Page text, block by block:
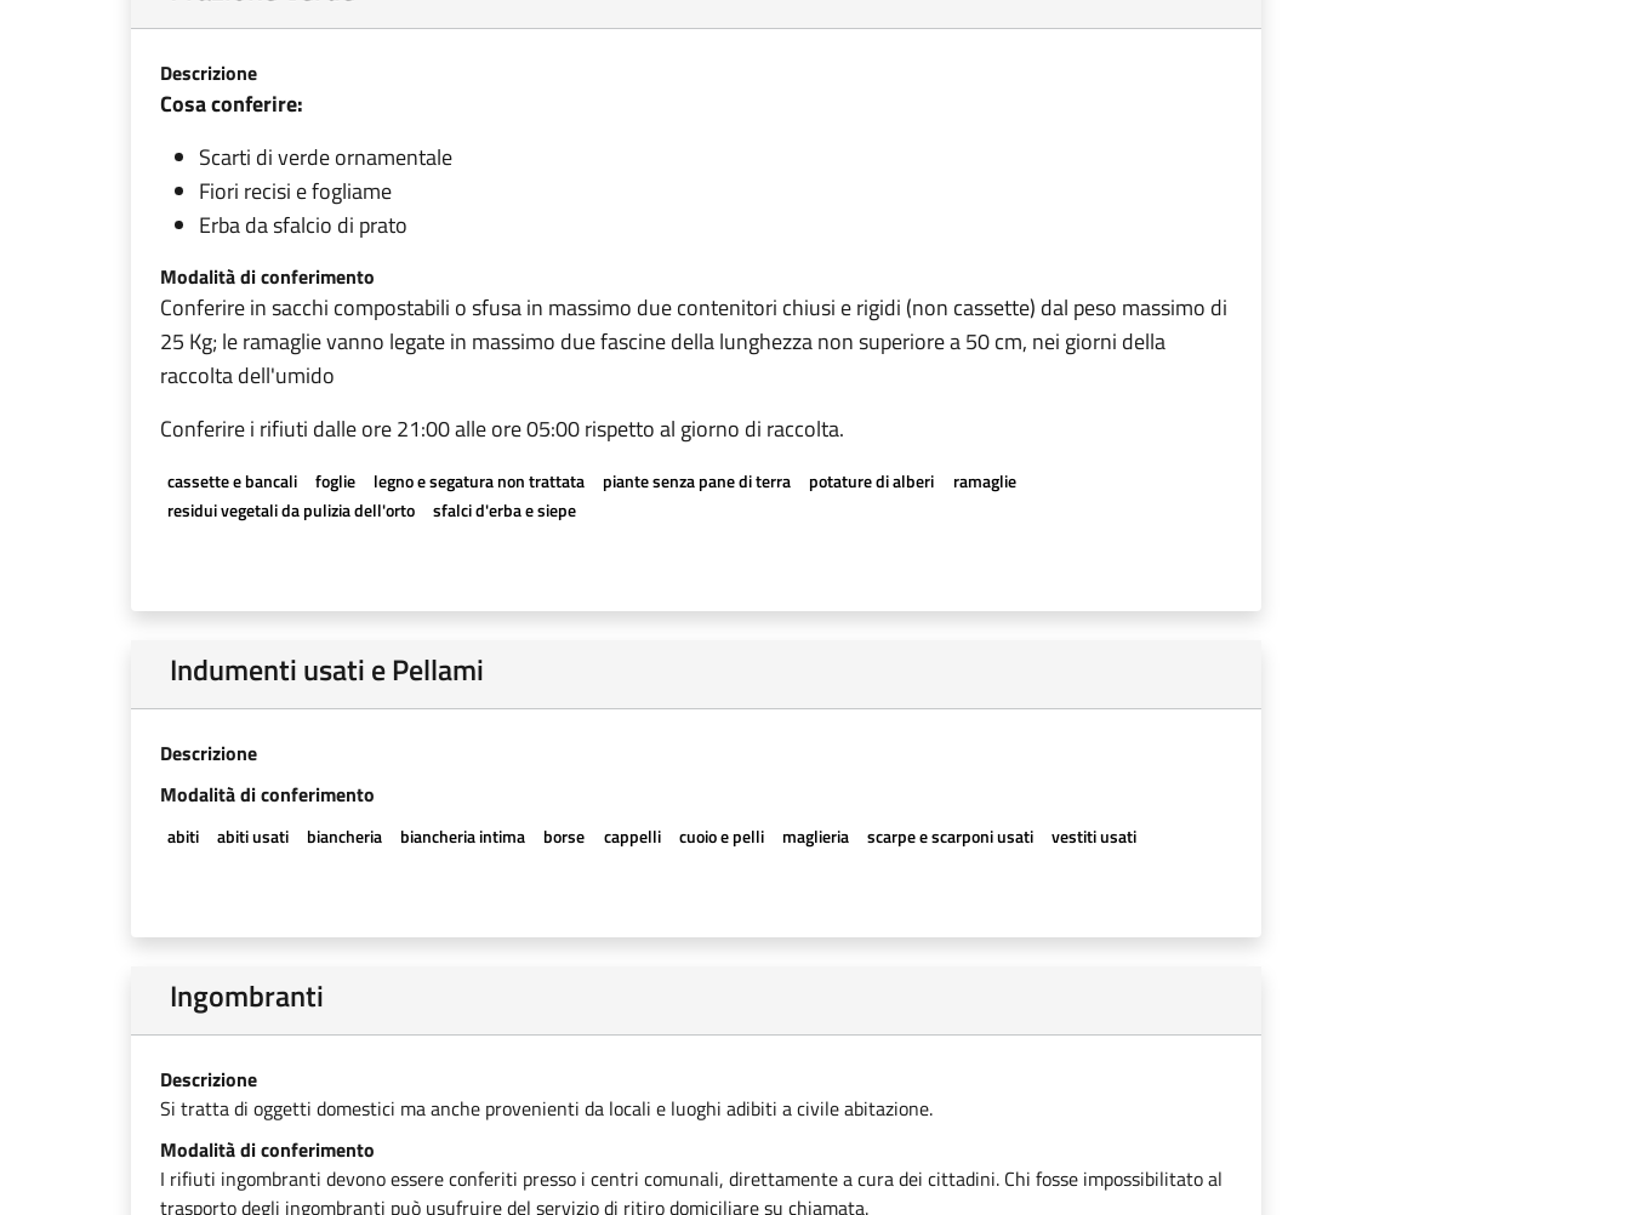
Descrizione
Cosa conferire:
Scarti di verde ornamentale
Fiori recisi e fogliame
Erba da sfalcio di prato
Modalità di conferimento
Conferire in sacchi compostabili o sfusa in massimo due contenitori chiusi e rigidi (non cassette) dal peso massimo di
25 Kg; le ramaglie vanno legate in massimo due fascine della lunghezza non superiore a 50 cm, nei giorni della
raccolta dell'umido
Conferire i rifiuti dalle ore 21:00 alle ore 05:00 rispetto al giorno di raccolta.
cassette e bancali foglie legno e segatura non trattata piante senza pane di terra potature di alberi
ramaglie
residui vegetali da pulizia dell'orto
sfalci d'erba e siepe
Indumenti usati e Pellami
Descrizione
Modalità di conferimento
abiti abiti usati biancheria biancheria intima borse cappelli cuoio e pelli maglieria scarpe e scarponi usati vestiti usati
Ingombranti
Descrizione
Si tratta di oggetti domestici ma anche provenienti da locali e luoghi adibiti a civile abitazione.
Modalità di conferimento
I rifiuti ingombranti devono essere conferiti presso i centri comunali, direttamente a cura dei cittadini. Chi fosse impossibilitato al
trasporto degli ingombranti può usufruire del servizio di ritiro domiciliare su chiamata.